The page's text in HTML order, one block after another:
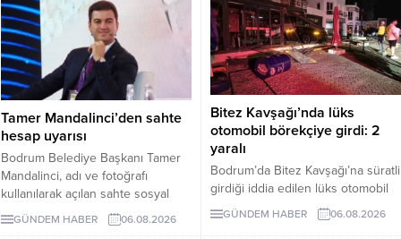
Tamer Mandalinci’den sahte
hesap uyarısı
Bodrum Belediye Başkanı Tamer
Mandalinci, adı ve fotoğrafı
kullanılarak açılan sahte sosyal
medya hesaplarına karşı uyarıda
bulundu. Mandalinci, tek resmî
GÜNDEM HABER 06.08.2026
Bitez Kavşağı’nda lüks
otomobil börekçiye girdi: 2
yaralı
Bodrum’da Bitez Kavşağı’na süratli
girdiği iddia edilen lüks otomobil
börekçiye girdi. Kazada sürücü ve
GÜNDEM HABER 06.08.2026